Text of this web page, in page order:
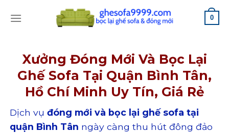
0
Xưởng Đóng Mới Và Bọc Lại
Ghế Sofa Tại Quận Bình Tân,
Hồ Chí Minh Uy Tín, Giá Rẻ
Dịch vụđóng mới và bọc lại ghế sofa tại
quận Bình Tân ngày càng thu hút đông đảo